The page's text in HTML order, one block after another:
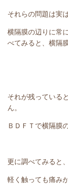
それらの問題は実
横隔膜の辺りに常
べてみると、横隔
それが残っている
ん。
ＢＤＦＴで横隔膜
更に調べてみると
軽く触っても痛み